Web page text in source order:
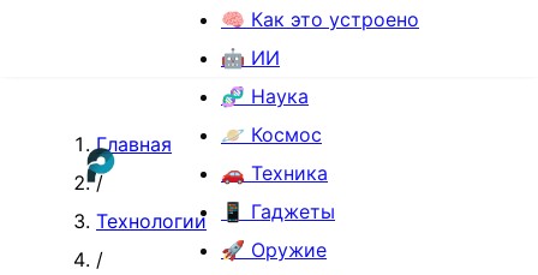
🧠 Как это устроено
🤖 ИИ
🧬 Наука
🪐 Космос
🚗 Техника
📱 Гаджеты
🚀 Оружие
Главная
/
Технологии
/